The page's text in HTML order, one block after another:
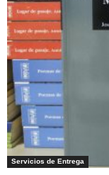
Servicios de Entrega